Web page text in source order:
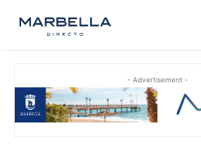
- Advertisement -